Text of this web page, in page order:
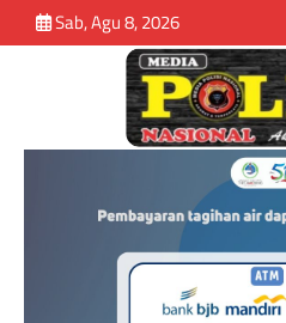
Sab, Agu 8, 2026